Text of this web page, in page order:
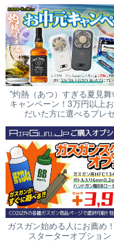
"灼熱（あつ）すぎる夏見
キャンペーン！3万円以上
だいた方に選べるプレ
ガスガン始める人にお薦め
スターターオプション